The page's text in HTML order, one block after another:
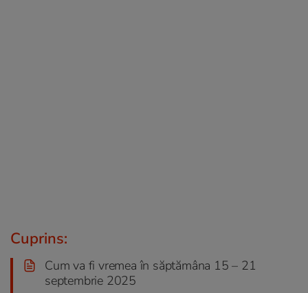
Cuprins:
Cum va fi vremea în săptămâna 15 – 21
septembrie 2025